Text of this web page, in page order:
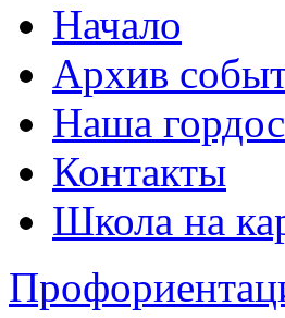
Начало
Архив
Наша
Контакты
Школа на